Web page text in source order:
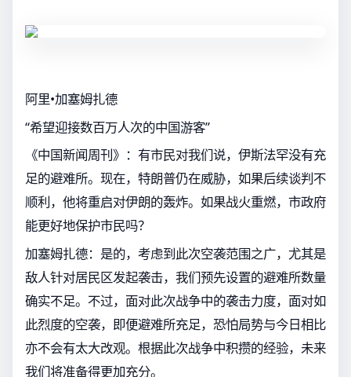
阿里•加塞姆扎德
“希望迎接数百万人次的中国游客”
《中国新闻周刊》：有市民对我们说，伊斯法罕没有充
足的避难所。现在，特朗普仍在威胁，如果后续谈判不
顺利，他将重启对伊朗的轰炸。如果战火重燃，市政府
能更好地保护市民吗？
加塞姆扎德：是的，考虑到此次空袭范围之广，尤其是
敌人针对居民区发起袭击，我们预先设置的避难所数量
确实不足。不过，面对此次战争中的袭击力度，面对如
此烈度的空袭，即便避难所充足，恐怕局势与今日相比
亦不会有太大改观。根据此次战争中积攒的经验，未来
我们将准备得更加充分。